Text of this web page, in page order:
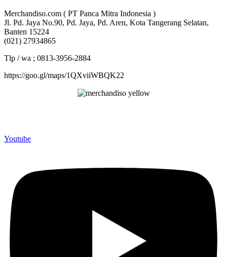
Merchandiso.com ( PT Panca Mitra Indonesia )
Jl. Pd. Jaya No.90, Pd. Jaya, Pd. Aren, Kota Tangerang Selatan,
Banten 15224
(021) 27934865
Tlp / wa ; 0813-3956-2884
https://goo.gl/maps/1QXviiWBQK22
Youtube